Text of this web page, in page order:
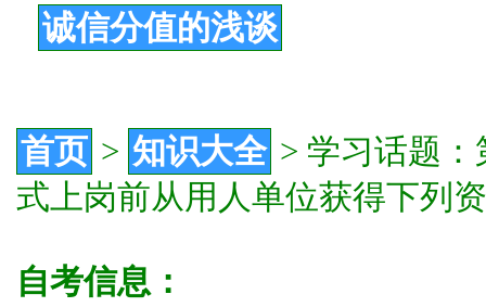
诚信分值的浅谈
首页 > 知识大全 > 学习话题：
式上岗前从用人单位获得下列
自考信息：